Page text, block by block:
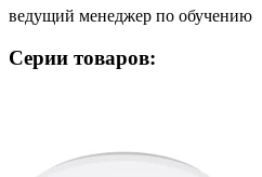
ведущий менеджер по обучению
Серии товаров: